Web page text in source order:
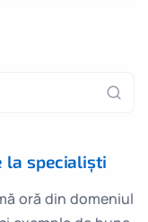
la specialiști
oră din domeniul